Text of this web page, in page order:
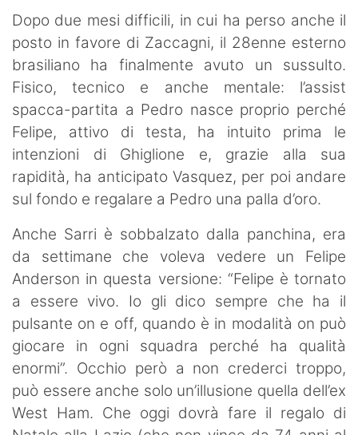
Dopo due mesi difficili, in cui ha perso anche il
posto in favore di Zaccagni, il 28enne esterno
brasiliano ha finalmente avuto un sussulto.
Fisico, tecnico e anche mentale: l’assist
spacca-partita a Pedro nasce proprio perché
Felipe, attivo di testa, ha intuito prima le
intenzioni di Ghiglione e, grazie alla sua
rapidità, ha anticipato Vasquez, per poi andare
sul fondo e regalare a Pedro una palla d’oro.
Anche Sarri è sobbalzato dalla panchina, era
da settimane che voleva vedere un Felipe
Anderson in questa versione: “Felipe è tornato
a essere vivo. Io gli dico sempre che ha il
pulsante on e off, quando è in modalità on può
giocare in ogni squadra perché ha qualità
enormi”. Occhio però a non crederci troppo,
può essere anche solo un’illusione quella dell’ex
West Ham. Che oggi dovrà fare il regalo di